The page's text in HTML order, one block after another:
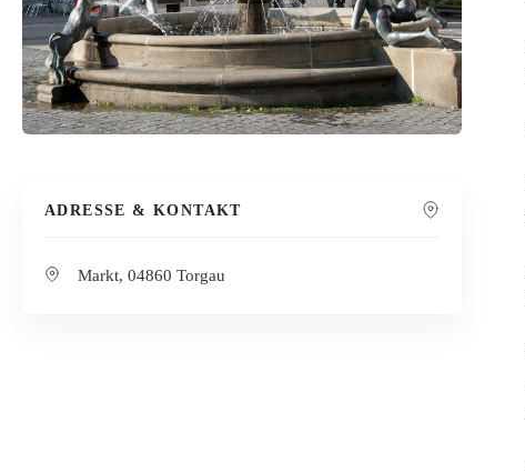
ADRESSE & KONTAKT
Markt, 04860 Torgau